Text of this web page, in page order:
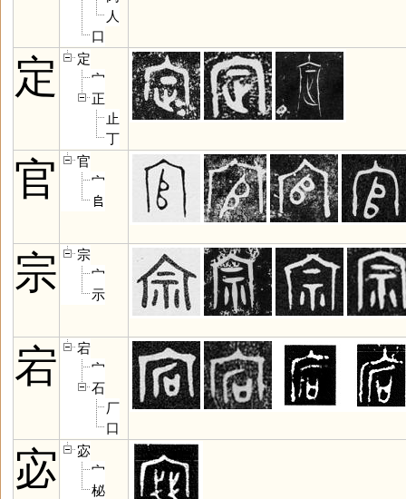
人
口
定
定
宀
正
止
丁
官
官
宀
𠂤
宗
宗
宀
示
宕
宕
宀
石
厂
口
宓
宓
宀
柲